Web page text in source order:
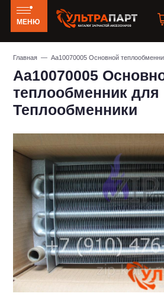
МЕНЮ
Главная — Aa10070005 Основной
Aa10070005
теплообменник для
Теплообменники